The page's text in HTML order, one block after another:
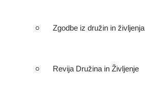
Zgodbe iz družin in življenja
Revija Družina in Življenje